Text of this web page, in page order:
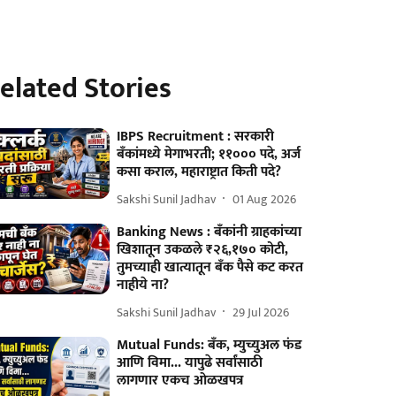
Stories
IBPS Recruitment : सरकारी
बँकांमध्ये मेगाभरती; ११००० पदे, अर्ज
कसा कराल, महाराष्ट्रात किती पदे?
Sakshi Sunil Jadhav 01 Aug 2026
Banking News : बँकांनी ग्राहकांच्या
खिशातून उकळले ₹२६,१७० कोटी,
तुमच्याही खात्यातून बँक पैसे कट करत
नाहीये ना?
Sakshi Sunil Jadhav 29 Jul 2026
Mutual Funds: बँक, म्युच्युअल फंड
आणि विमा... यापुढे सर्वांसाठी
लागणार एकच ओळखपत्र